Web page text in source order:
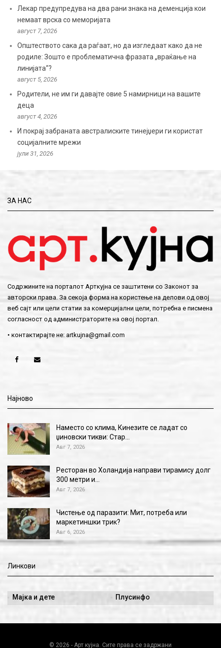
Лекар предупредува на два рани знака на деменција кои
немаат врска со меморијата
август 7, 2026
Општеството сака да раѓаат, но да изгледаат како да не
родиле: Зошто е проблематична фразата „враќање на
линијата“?
август 5, 2026
Родители, не им ги давајте овие 5 намирници на вашите
деца
август 4, 2026
И покрај забраната австралиските тинејџери ги користат
социјалните мрежи
јули 31, 2026
ЗА НАС
Содржините на порталот Арткујна се заштитени со Законот за
авторски права. За секоја форма на користење на делови од овој
веб сајт или цели статии за комерцијални цели, потребна е писмена
согласност од администраторите на овој портал.
• контактирајте не: artkujna@gmail.com
Најново
Наместо со клима, Кинезите се ладат со
џиновски тикви: Стар…
Авг 7, 2026
Ресторан во Холандија направи тирамису долг
300 метри и…
Авг 7, 2026
Чистење од паразити: Мит, потреба или
маркетиншки трик?
Авг 6, 2026
Линкови
Мајка и дете Плусинфо
© 2026 - Арт кујна. Сите права се задржани